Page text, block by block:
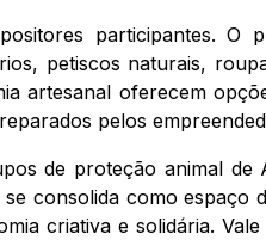
participantes. O
petiscos naturais,
artesanal oferecem
pelos
de proteção animal de
consolida como espaço
criativa e solidária.